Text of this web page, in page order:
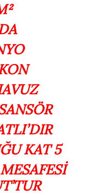
KAT 5